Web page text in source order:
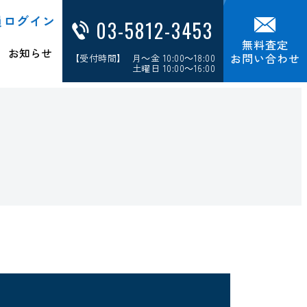
グイン
お知らせ
03-5812-3453
【受付時間】 月～金 10:00～18:00
土曜日 10:00～16:00
無料査定
お問い合わせ